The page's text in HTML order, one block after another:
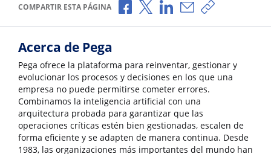
COMPARTIR ESTA PÁGINA Compartir a través de Facebook
Compartir a través de X
Compartir a través de
Compartir por
Copiar
Acerca de Pega
Pega ofrece la plataforma para reinventar, gestionar y
evolucionar los procesos y decisiones en los que una
empresa no puede permitirse cometer errores.
Combinamos la inteligencia artificial con una
arquitectura probada para garantizar que las
operaciones críticas estén bien gestionadas, escalen de
forma eficiente y se adapten de manera continua. Desde
1983, las organizaciones más importantes del mundo han